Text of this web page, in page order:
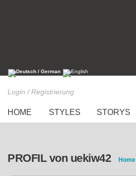
Login / Registrierung
HOME STYLES STORYS
PROFIL von uekiw42 Home